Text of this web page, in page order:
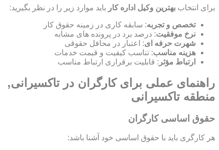
برای انتخاب بهترین وکیل اداره کار باید موارد زیر را در نظر بگیرید:
تخصص و تجربه: سابقه کاری در زمینه حقوق کار
نرخ موفقیت: درصد برد در پرونده های مشابه
شهرت حرفه ای: اعتبار در محافل حقوقی
هزینه مناسب: تناسب کیفیت و قیمت خدمات
ارتباط مؤثر : قابلیت برقراری ارتباط مناسب
راهنمای عملی برای کارگران در تاکسیرانی,
منطقه تاکسیرانی
حقوق اساسی کارگران
هر کارگری باید با حقوق اساسی خود آشنا باشد: